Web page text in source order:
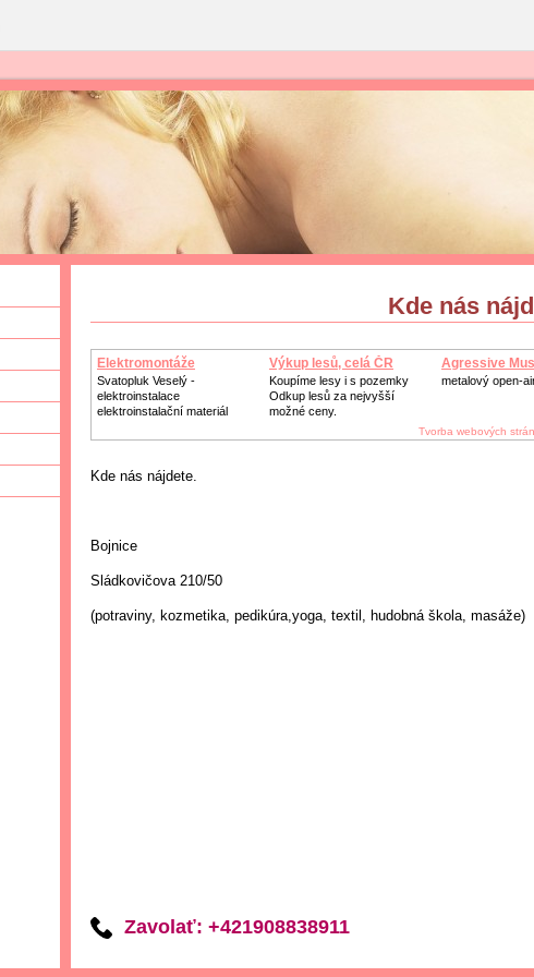
Kde nás
Elektromontáže
Svatopluk Veselý -
elektroinstalace
elektroinstalační materiál
Výkup lesů, celá ČR
Koupíme lesy i s pozemky
Odkup lesů za nejvyšší
možné ceny.
Agressive
metalový open-
Tvorba webových
Kde nás nájdete.
Bojnice
Sládkovičova 210/50
(potraviny, kozmetika, pedikúra,yoga, textil, hudobná škola, masáže)
Zavolať: +421908838911